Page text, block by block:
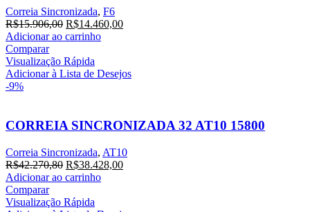
Correia Sincronizada, F6
R$15.906,00 O
preço
era:
R$15.906,00.
R$14.460,00O
R$14.460,00.
Adicionar ao carrinho
Comparar
Visualização Rápida
Adicionar à Lista de Desejos
-9%
CORREIA SINCRONIZADA 32 AT10 15800
Correia Sincronizada, AT10
R$42.270,80 O
preço
era:
R$38.428,00O
Adicionar ao carrinho
Comparar
Visualização Rápida